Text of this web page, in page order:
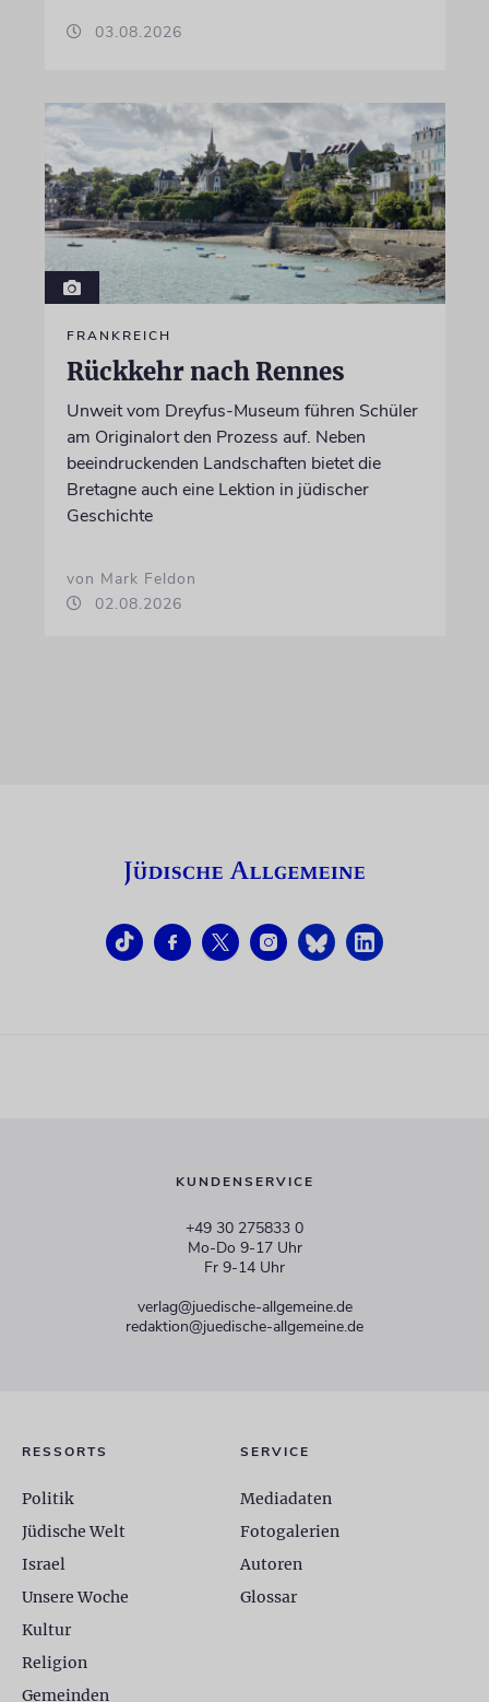
03.08.2026
FRANKREICH
Rückkehr nach Rennes
Unweit vom Dreyfus-Museum führen Schüler
am Originalort den Prozess auf. Neben
beeindruckenden Landschaften bietet die
Bretagne auch eine Lektion in jüdischer
Geschichte
von Mark Feldon
02.08.2026
KUNDENSERVICE
+49 30 275833 0
Mo-Do 9-17 Uhr
Fr 9-14 Uhr
verlag@juedische-allgemeine.de
redaktion@juedische-allgemeine.de
RESSORTS
Politik
Jüdische Welt
Israel
Unsere Woche
Kultur
Religion
Gemeinden
SERVICE
Mediadaten
Fotogalerien
Autoren
Glossar